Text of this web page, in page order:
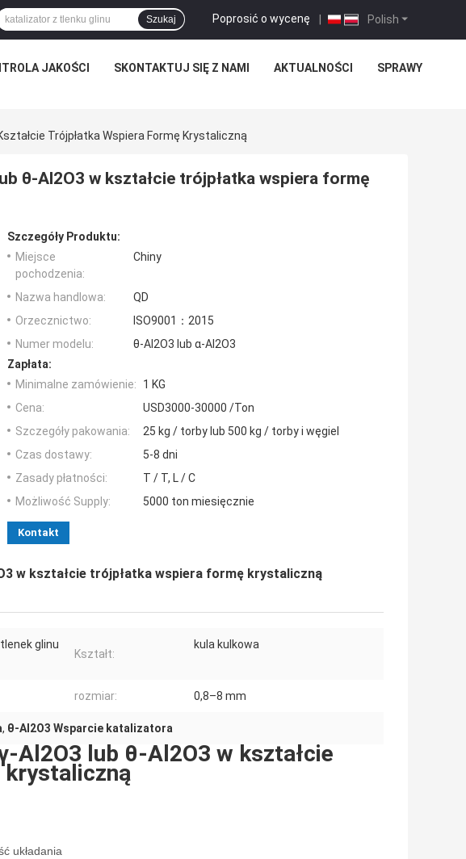
Polish
Poprosić o wycenę |
Szukaj
JAKOŚCI SKONTAKTUJ SIĘ Z NAMI AKTUALNOŚCI SPRAWY
Trójpłatka Wspiera Formę Krystaliczną
θ-Al2O3 w kształcie trójpłatka wspiera formę
Szczegóły Produktu:
Miejsce
pochodzenia:
Chiny
Nazwa handlowa:
QD
Orzecznictwo:
ISO9001：2015
Numer modelu:
θ-Al2O3 lub α-Al2O3
Zapłata:
Minimalne zamówienie:
1 KG
Cena:
USD3000-30000 /Ton
Szczegóły pakowania:
25 kg / torby lub 500 kg / torby i węgiel
Czas dostawy:
5-8 dni
Zasady płatności:
T / T, L / C
Możliwość Supply:
5000 ton miesięcznie
Kontakt
w kształcie trójpłatka wspiera formę krystaliczną
glinu
Kształt:
kula kulkowa
rozmiar: 0,8–8 mm
, θ-Al2O3 Wsparcie katalizatora
Al2O3 lub θ-Al2O3 w kształcie
krystaliczną
układania